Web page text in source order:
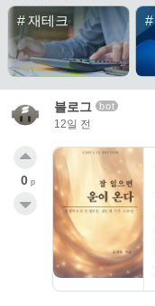
#재테크 #
블로그 bot
12일 전
0 p